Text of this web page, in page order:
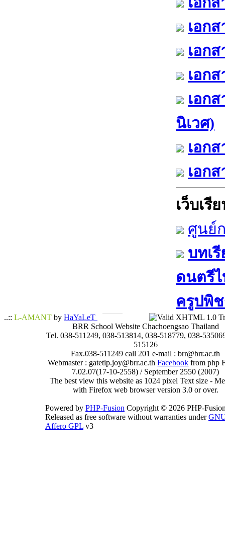
เอก
เอก
เอก
เอก
นิเวศ)
เอก
เอก
เว็บเรี
ศูนย์
บทเ
ดนตรี
ครูปพิ
..:: L-AMANT by HaYaLeT
BRR School Website Chachoengsao Thailand
Tel. 038-511249, 038-513814, 038-518779, 038-
515126
Fax.038-511249 call 201 e-mail : brr@brr.ac.th
Webmaster : gatetip.joy@brr.ac.thFacebook from php
7.02.07(17-10-2558) / September 2550 (2007)
The best view this website as 1024 pixel Text size -
with Firefox web browser version 3.0 or over.
Powered by PHP-Fusion Copyright © 2026 PHP-
Released as free software without warranties under
Affero GPL v3